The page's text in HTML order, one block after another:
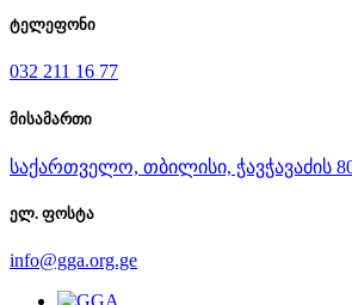
ტელეფონი
032 211 16 77
მისამართი
საქართველო, თბილისი, ჭავჭავაძის
ელ. ფოსტა
info@gga.org.ge